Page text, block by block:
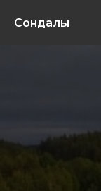
Сондалы